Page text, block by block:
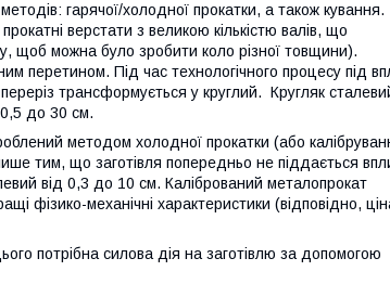
гарячої/холодної прокатки, а також кування.
верстати з великою кількістю валів, що
щоб можна було зробити коло різної товщини).
перетином. Під час технологічного процесу під
трансформується у круглий. Кругляк
до 30 см.
методом холодної прокатки (або
тим, що заготівля попередньо не піддається
від 0,3 до 10 см. Калібрований металопрокат
фізико-механічні характеристики (відповідно,
потрібна силова дія на заготівлю за допомогою